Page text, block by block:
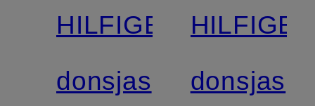
HILFIGER
donsjas
donsjas